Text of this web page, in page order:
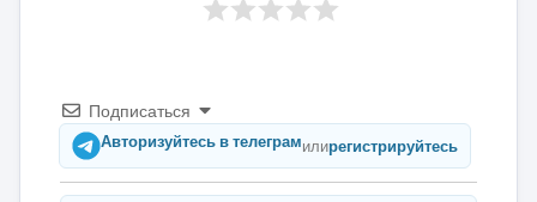
Подписаться
Авторизуйтесь в телеграмилирегистрируйтесь